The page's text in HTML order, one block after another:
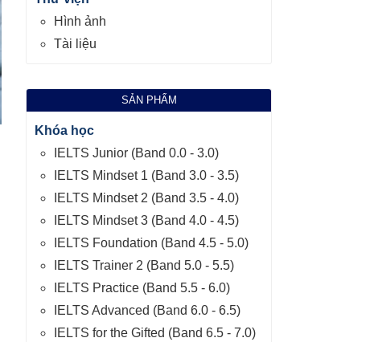
Hình ảnh
Tài liệu
SẢN PHẨM
Khóa học
IELTS Junior (Band 0.0 - 3.0)
IELTS Mindset 1 (Band 3.0 - 3.5)
IELTS Mindset 2 (Band 3.5 - 4.0)
IELTS Mindset 3 (Band 4.0 - 4.5)
IELTS Foundation (Band 4.5 - 5.0)
IELTS Trainer 2 (Band 5.0 - 5.5)
IELTS Practice (Band 5.5 - 6.0)
IELTS Advanced (Band 6.0 - 6.5)
IELTS for the Gifted (Band 6.5 - 7.0)